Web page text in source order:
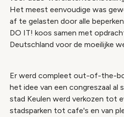
Het meest eenvoudige was
af te gelasten door alle
DO IT! koos samen met
Deutschland voor de moeilijke
Er werd compleet out-of-the-
het idee van een congreszaal al
stad Keulen werd verkozen tot
stadsparken tot cafe's en van